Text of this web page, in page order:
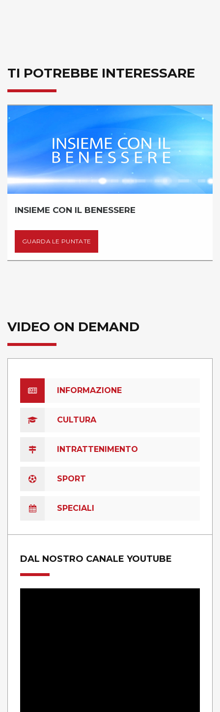
TI POTREBBE INTERESSARE
INSIEME CON IL BENESSERE
GUARDA LE PUNTATE
VIDEO ON DEMAND
INFORMAZIONE
CULTURA
INTRATTENIMENTO
SPORT
SPECIALI
DAL NOSTRO CANALE YOUTUBE